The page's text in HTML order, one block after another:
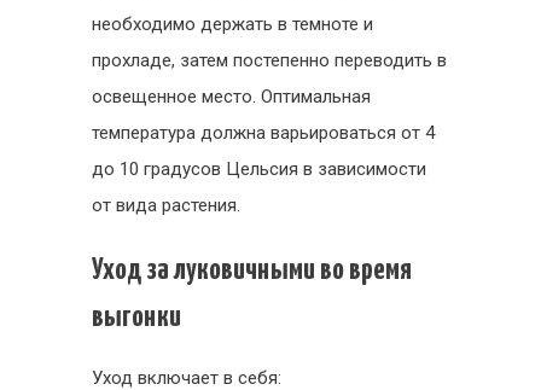
необходимо держать в темноте и
прохладе, затем постепенно переводить в
освещенное место. Оптимальная
температура должна варьироваться от 4
до 10 градусов Цельсия в зависимости
от вида растения.
Уход за луковичными во время
выгонки
Уход включает в себя: